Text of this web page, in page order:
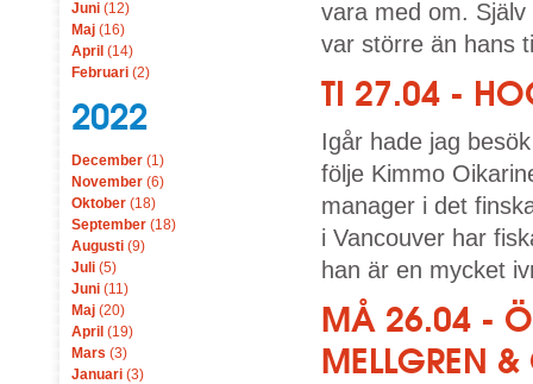
Juni (12)
Maj (16)
April (14)
Februari (2)
2022
December (1)
November (6)
Oktober (18)
September (18)
Augusti (9)
Juli (5)
Juni (11)
Maj (20)
April (19)
Mars (3)
Januari (3)
vara med om.
var större än hans
TI 27.04 -
Igår hade jag
följe Kimmo
manager i det
i Vancouver har
han är en mycket
MÅ 26.04 -
MELLGREN